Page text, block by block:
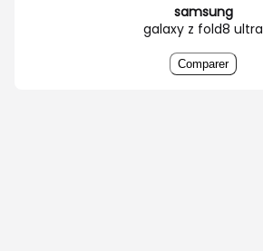
samsung
galaxy z fold8 ultra
Comparer